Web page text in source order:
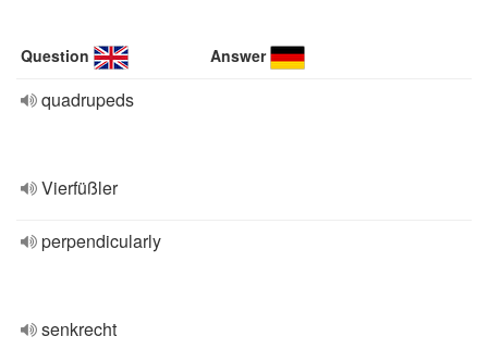
Question Answer
quadrupeds
Vierfüßler
perpendicularly
senkrecht